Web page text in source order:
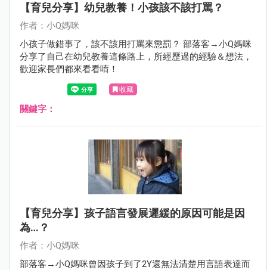
【育兒分享】幼兒教養！小孩該不該打罵？
作者：小Q媽咪
小孩子做錯事了，該不該用打罵來懲罰？ 部落客→小Q媽咪
分享了自己在幼兒教養這條路上，所經歷過的經驗＆想法，
歡迎家長們都來看看唷！
收藏
關鍵字：
【育兒分享】孩子語言發展遲緩的原因可能是因
為…？
作者：小Q媽咪
部落客→小Q媽咪曾因孩子到了2Y還無法清楚用言語表達而